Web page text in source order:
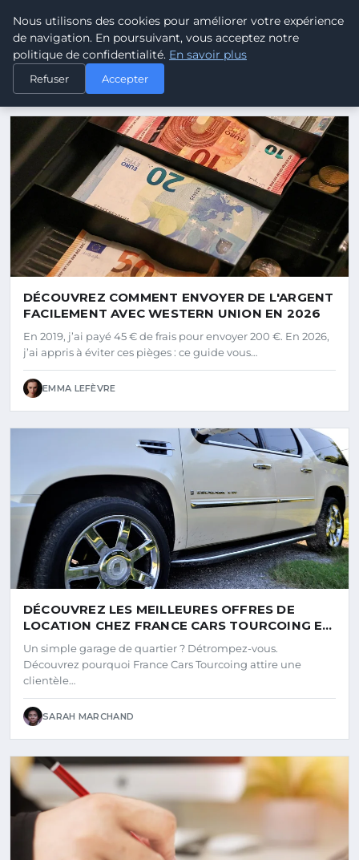
Maurimedia - Blog
Maurimedia
MÉDIA & INFORMATION
DERNIERS ARTICLES
DÉCOUVREZ COMMENT ENVOYER DE L'ARGENT
FACILEMENT AVEC WESTERN UNION EN 2026
En 2019, j’ai payé 45 € de frais pour envoyer 200 €. En 2026,
j’ai appris à éviter ces pièges : ce guide vous…
EMMA LEFÈVRE
DÉCOUVREZ LES MEILLEURES OFFRES DE
LOCATION CHEZ FRANCE CARS TOURCOING EN
2026
Un simple garage de quartier ? Détrompez-vous.
Découvrez pourquoi France Cars Tourcoing attire une
clientèle…
SARAH MARCHAND
Nous utilisons des cookies pour améliorer votre expérience
de navigation. En poursuivant, vous acceptez notre
politique de confidentialité. En savoir plus
Refuser Accepter